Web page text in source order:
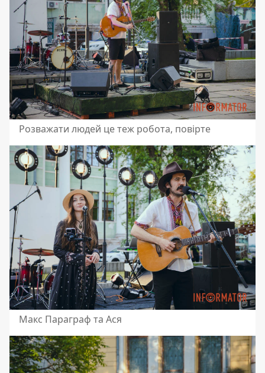
Розважати людей це теж робота, повірте
Макс Параграф та Ася